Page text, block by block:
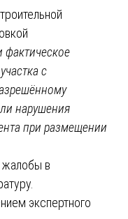
фактическое
с
нарушения
при размещении
жалобы в
экспертного